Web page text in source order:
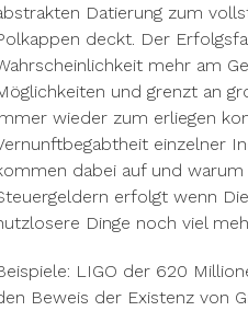
Datierung zum
deckt. Der
mehr am
und grenzt an
wieder zum erliegen
einzelner
dabei auf und
erfolgt wenn
Dinge noch viel
LIGO der 620
Beweis der Existenz von